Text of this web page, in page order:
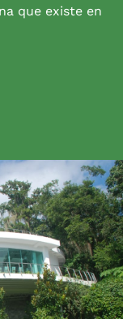
que existe en